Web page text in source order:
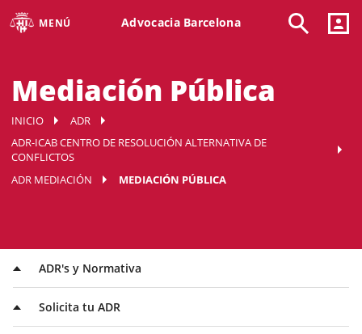
MENÚ Advocacia Barcelona
Mediación Pública
INICIO
ADR
ADR-ICAB CENTRO DE RESOLUCIÓN ALTERNATIVA DE
CONFLICTOS
ADR MEDIACIÓN
MEDIACIÓN PÚBLICA
ADR's y Normativa
Solicita tu ADR